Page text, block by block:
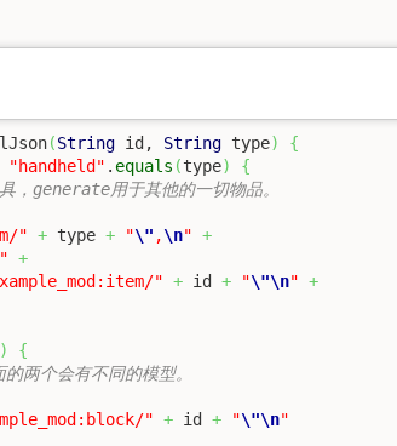
(String id, String type)
{
"handheld" . equals (type)
{
generate用于其他的一切物品。
" + type + "\" ,\n" +
" +
" + id + "\"\n" +
)
{
两个会有不同的模型。
" + id + "\"\n"